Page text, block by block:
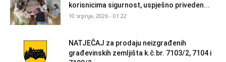
korisnicima sigurnost, uspješno priveden...
10 srpnja, 2026 - 01:22
NATJEČAJ za prodaju neizgrađenih
građevinskih zemljišta k.č.br. 7103/2, 7104 i